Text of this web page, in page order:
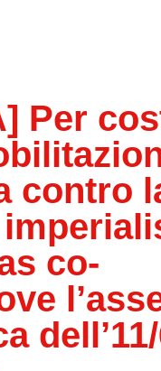
Per
contro
co-